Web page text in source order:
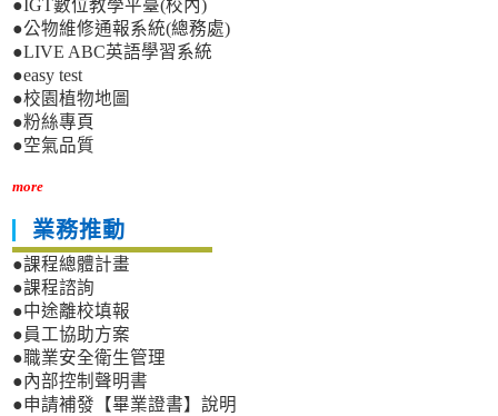
●IGT數位教學平臺(校內)
●公物維修通報系統(總務處)
●LIVE ABC英語學習系統
●easy test
●校園植物地圖
●粉絲專頁
●空氣品質
more
業務推動
●課程總體計畫
●課程諮詢
●中途離校填報
●員工協助方案
●職業安全衛生管理
●內部控制聲明書
●申請補發【畢業證書】說明